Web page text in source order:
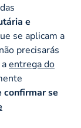
e
se aplicam a
precisarás
entrega do
confirmar se